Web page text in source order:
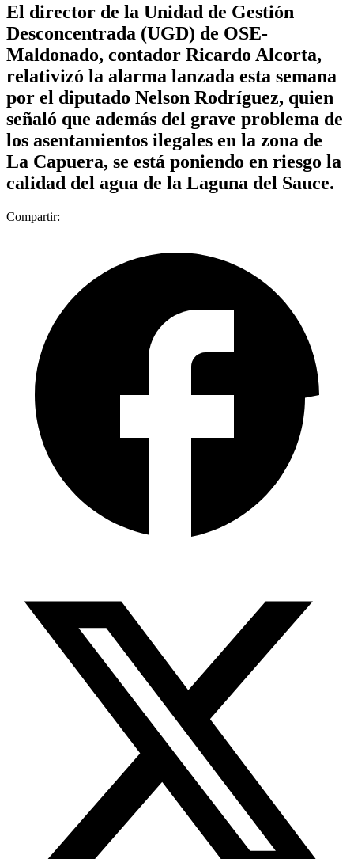
El director de la Unidad de Gestión
Desconcentrada (UGD) de OSE-
Maldonado, contador Ricardo Alcorta,
relativizó la alarma lanzada esta semana
por el diputado Nelson Rodríguez, quien
señaló que además del grave problema de
los asentamientos ilegales en la zona de
La Capuera, se está poniendo en riesgo la
calidad del agua de la Laguna del Sauce.
Compartir: